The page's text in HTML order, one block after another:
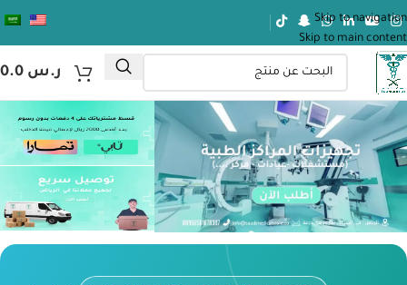
Skip to navigation
Skip to main content
ر.س